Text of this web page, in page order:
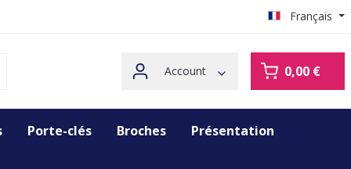
Français
Account 0,00 €
Porte-clés Broches Présentation